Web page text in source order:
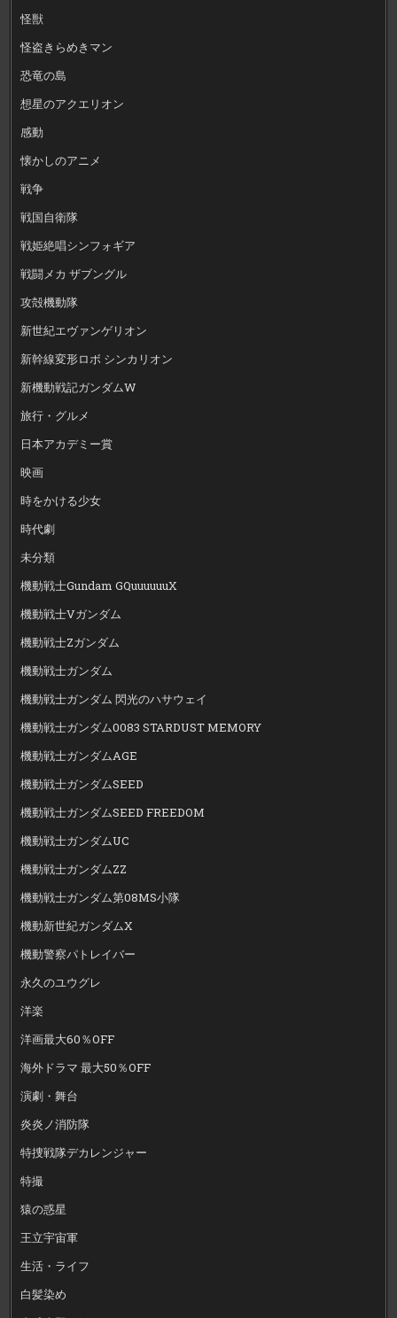
怪獣
怪盗きらめきマン
恐竜の島
想星のアクエリオン
感動
懐かしのアニメ
戦争
戦国自衛隊
戦姫絶唱シンフォギア
戦闘メカ ザブングル
攻殻機動隊
新世紀エヴァンゲリオン
新幹線変形ロボ シンカリオン
新機動戦記ガンダムW
旅行・グルメ
日本アカデミー賞
映画
時をかける少女
時代劇
未分類
機動戦士Gundam GQuuuuuuX
機動戦士Vガンダム
機動戦士Zガンダム
機動戦士ガンダム
機動戦士ガンダム 閃光のハサウェイ
機動戦士ガンダム0083 STARDUST MEMORY
機動戦士ガンダムAGE
機動戦士ガンダムSEED
機動戦士ガンダムSEED FREEDOM
機動戦士ガンダムUC
機動戦士ガンダムZZ
機動戦士ガンダム第08MS小隊
機動新世紀ガンダムX
機動警察パトレイバー
永久のユウグレ
洋楽
洋画最大60％OFF
海外ドラマ 最大50％OFF
演劇・舞台
炎炎ノ消防隊
特捜戦隊デカレンジャー
特撮
猿の惑星
王立宇宙軍
生活・ライフ
白髪染め